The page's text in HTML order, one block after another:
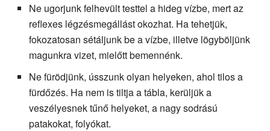
Ne ugorjunk felhevült testtel a hideg vízbe, mert az
reflexes légzésmegállást okozhat. Ha tehetjük,
fokozatosan sétáljunk be a vízbe, illetve lögyböljünk
magunkra vizet, mielőtt bemennénk.
Ne fürödjünk, ússzunk olyan helyeken, ahol tilos a
fürdőzés. Ha nem is tiltja a tábla, kerüljük a
veszélyesnek tűnő helyeket, a nagy sodrású
patakokat, folyókat.